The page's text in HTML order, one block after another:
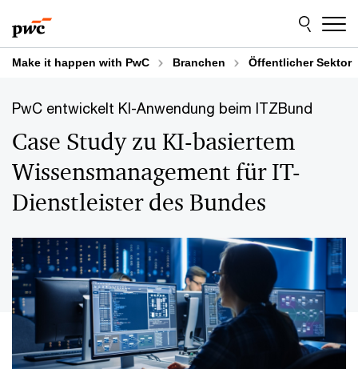
to
content
to
footer
Make it happen with PwC Branchen Öffentlicher Sektor
PwC entwickelt KI-Anwendung beim ITZBund
Case Study zu KI-basiertem
Wissensmanagement für IT-
Dienstleister des Bundes